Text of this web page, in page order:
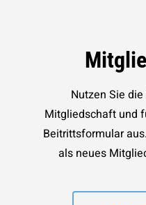
Nutzen Sie
Mitgliedschaft und
Beitrittsformular
als neues